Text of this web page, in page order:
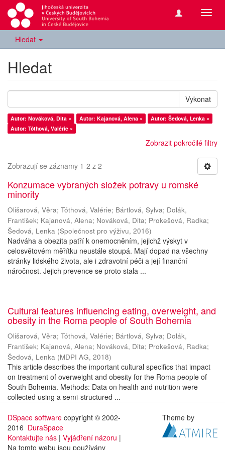
Hledat
Hledat
Vykonat
Autor: Nováková, Dita × Autor: Kajanová, Alena ×
Autor: Šedová, Lenka ×
Autor: Tóthová, Valérie ×
Zobrazit pokročilé filtry
Zobrazují se záznamy 1-2 z 2
Konzumace vybraných složek potravy u romské
minority
Olišarová, Věra; Tóthová, Valérie; Bártlová, Sylva; Dolák,
František; Kajanová, Alena; Nováková, Dita; Prokešová, Radka;
Šedová, Lenka (Společnost pro výživu, 2016)
Nadváha a obezita patří k onemocněním, jejichž výskyt v
celosvětovém měřítku neustále stoupá. Mají dopad na všechny
stránky lidského života, ale i zdravotní péči a její finanční
náročnost. Jejich prevence se proto stala ...
Cultural features influencing eating, overweight, and
obesity in the Roma people of South Bohemia
Olišarová, Věra; Tóthová, Valérie; Bártlová, Sylva; Dolák,
František; Kajanová, Alena; Nováková, Dita; Prokešová, Radka;
Šedová, Lenka (MDPI AG, 2018)
This article describes the important cultural specifics that impact
on treatment of overweight and obesity for the Roma people of
South Bohemia. Methods: Data on health and nutrition were
collected using a semi-structured ...
DSpace software copyright © 2002-
2016 DuraSpace
Kontaktujte nás | Vyjádření názoru |
Na tomto webu jsou používány
Theme by